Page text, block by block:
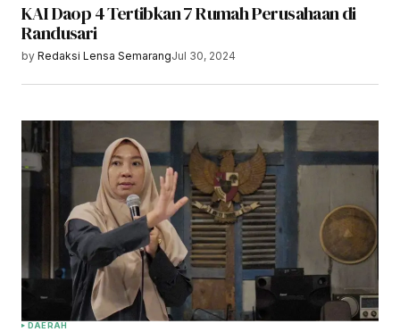
KAI Daop 4 Tertibkan 7 Rumah Perusahaan di
Randusari
by Redaksi Lensa SemarangJul 30, 2024
DAERAH